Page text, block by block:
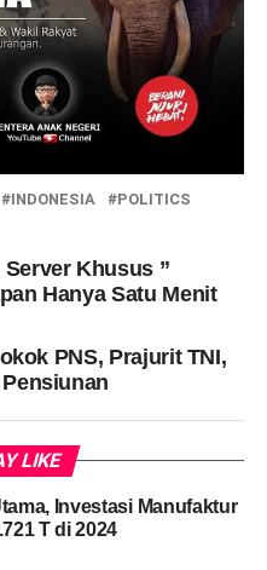
INDONESIA POLITICS
Khusus ”
Hanya Satu Menit
PNS, Prajurit TNI,
LIKE
Investasi Manufaktur
T di 2024